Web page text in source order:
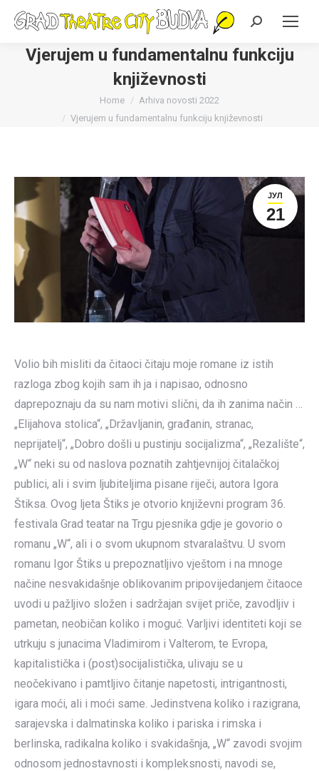
Search:
Vjerujem u fundamentalnu funkciju
književnosti
Home
Arhiva novosti 2022
Vjerujem u fundamentalnu funkciju književnosti
ЈУЛ
21
Volio bih misliti da čitaoci čitaju moje romane iz istih
razloga zbog kojih sam ih ja i napisao, odnosno
daprepoznaju da su nam motivi slični, da ih zanima način …
„Elijahova stolica“, „Državljanin, građanin, stranac,
neprijatelj“, „Dobro došli u pustinju socijalizma“, „Rezalište“,
„W“ neki su od naslova poznatih zahtjevnijoj čitalačkoj
publici, ali i svim ljubiteljima pisane riječi, autora Igora
Štiksa. Ovog ljeta Štiks je otvorio književni program 36.
festivala Grad teatar na Trgu pjesnika gdje je govorio o
romanu „W“, ali i o svom ukupnom stvaralaštvu. U svom
romanu Igor Štiks u prepoznatljivo vještom i na mnoge
načine nesvakidašnje oblikovanim pripovijedanjem čitaoce
uvodi u pažljivo složen i sadržajan svijet priče, zavodljiv i
pametan, neobičan koliko i moguć. Varljivi identiteti koji se
utrkuju s junacima Vladimirom i Valterom, te Evropa,
kapitalistička i (post)socijalistička, ulivaju se u
neočekivano i pamtljivo čitanje napetosti, intrigantnosti,
igara moći, ali i moći same. Jedinstvena koliko i razigrana,
sarajevska i dalmatinska koliko i pariska i rimska i
berlinska, radikalna koliko i svakidašnja, „W“ zavodi svojim
odnosom jednostavnosti i kompleksnosti, navodi se,